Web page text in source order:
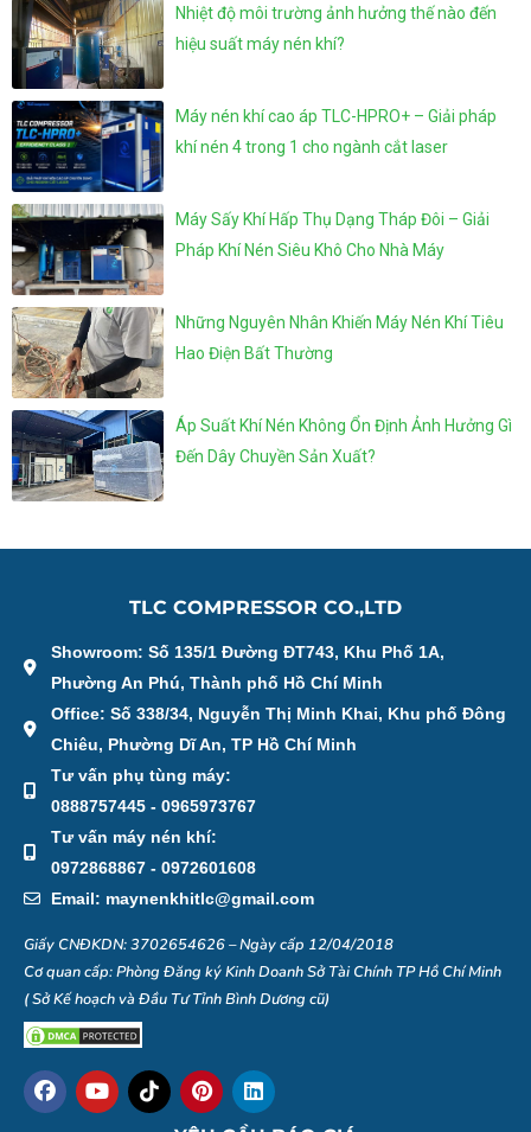
Nhiệt độ môi trường ảnh hưởng thế nào đến
hiệu suất máy nén khí?
Máy nén khí cao áp TLC-HPRO+ – Giải pháp
khí nén 4 trong 1 cho ngành cắt laser
Máy Sấy Khí Hấp Thụ Dạng Tháp Đôi – Giải
Pháp Khí Nén Siêu Khô Cho Nhà Máy
Những Nguyên Nhân Khiến Máy Nén Khí Tiêu
Hao Điện Bất Thường
Áp Suất Khí Nén Không Ổn Định Ảnh Hưởng Gì
Đến Dây Chuyền Sản Xuất?
TLC COMPRESSOR CO.,LTD
Showroom: Số 135/1 Đường ĐT743, Khu Phố 1A,
Phường An Phú, Thành phố Hồ Chí Minh
Office: Số 338/34, Nguyễn Thị Minh Khai, Khu phố Đông
Chiêu, Phường Dĩ An, TP Hồ Chí Minh
Tư vấn phụ tùng máy:
0888757445 - 0965973767
Tư vấn máy nén khí:
0972868867 - 0972601608
Email: maynenkhitlc@gmail.com
Giấy CNĐKDN: 3702654626 – Ngày cấp 12/04/2018
Cơ quan cấp: Phòng Đăng ký Kinh Doanh Sở Tài Chính TP Hồ Chí Minh
( Sở Kế hoạch và Đầu Tư Tỉnh Bình Dương cũ)
F
a
c
Y
o
u
I
c
o
P
i
n
L
i
n